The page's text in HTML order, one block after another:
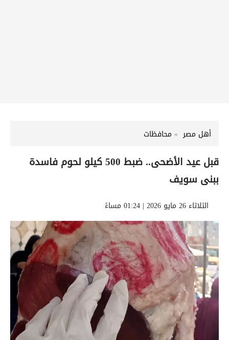
أهل مصر محافظات
قبل عيد الأضحى.. ضبط 500 كيلو لحوم فاسدة
ببنى سويف
الثلاثاء 26 مايو 2026 | 01:24 مساءً